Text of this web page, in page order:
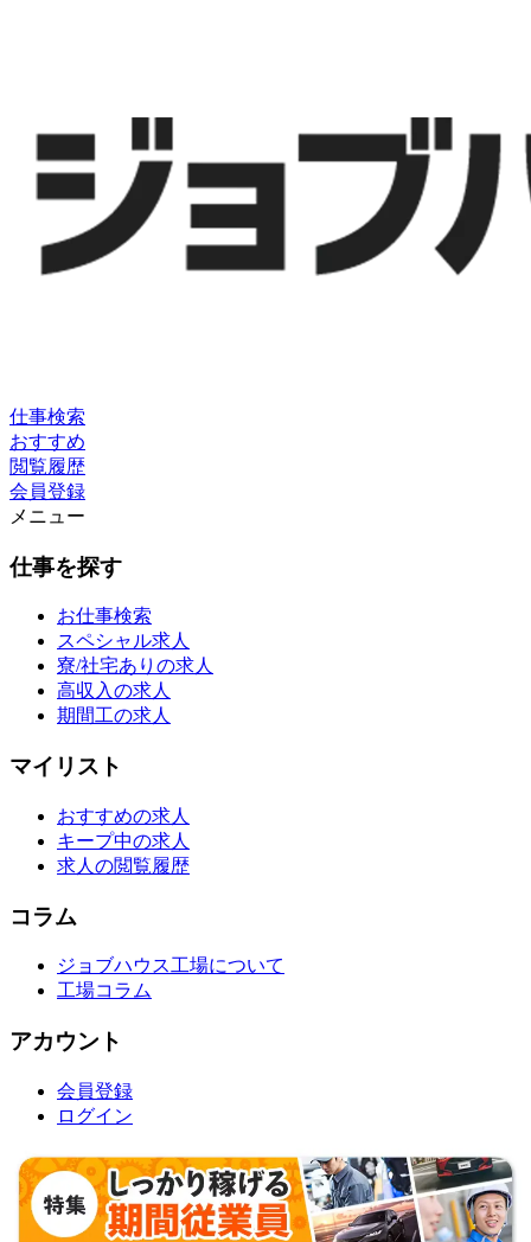
仕事検索
おすすめ
閲覧履歴
会員登録
メニュー
仕事を探す
お仕事検索
スペシャル求人
寮/社宅ありの求人
高収入の求人
期間工の求人
マイリスト
おすすめの求人
キープ中の求人
求人の閲覧履歴
コラム
ジョブハウス工場について
工場コラム
アカウント
会員登録
ログイン